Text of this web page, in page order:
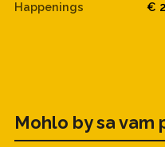
Happenings €
Mohlo by sa vam